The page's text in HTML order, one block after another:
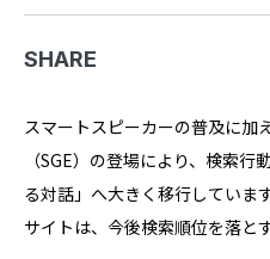
特定商取引法に基づく表記
プライバシーポリシー
SHARE
スマートスピーカーの普及に加
（SGE）の登場により、検索
る対話」へ大きく移行していま
サイトは、今後検索順位を落と